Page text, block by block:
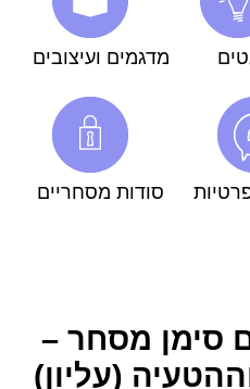
מדגמים ועיצובים
סודות מסחריים
סימן מסחר –
(עליון)